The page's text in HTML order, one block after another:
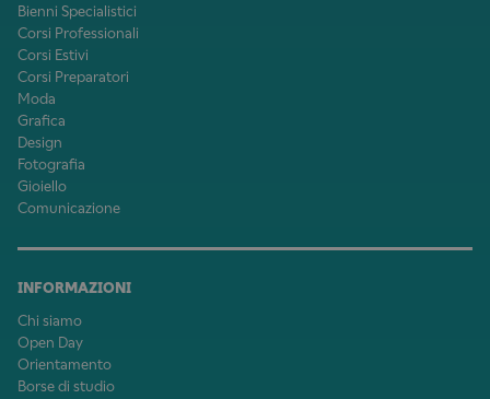
Bienni Specialistici
Corsi Professionali
Corsi Estivi
Corsi Preparatori
Moda
Grafica
Design
Fotografia
Gioiello
Comunicazione
INFORMAZIONI
Chi siamo
Open Day
Orientamento
Borse di studio